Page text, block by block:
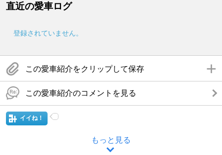
直近の愛車ログ
登録されていません。
この愛車紹介をクリップして保存
この愛車紹介のコメントを見る
イイね！
もっと見る